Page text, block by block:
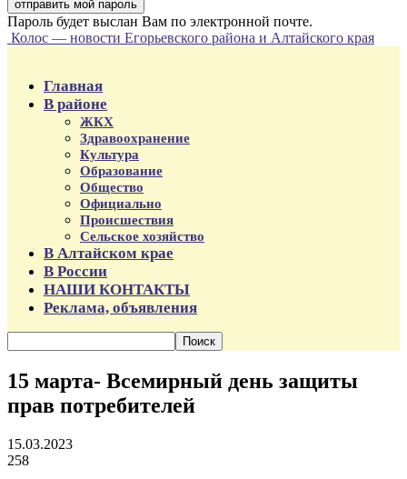
Пароль будет выслан Вам по электронной почте.
Колос — новости Егорьевского района и Алтайского края
Главная
В районе
ЖКХ
Здравоохранение
Культура
Образование
Общество
Официально
Происшествия
Сельское хозяйство
В Алтайском крае
В России
НАШИ КОНТАКТЫ
Реклама, объявления
15 марта- Всемирный день защиты
прав потребителей
15.03.2023
258